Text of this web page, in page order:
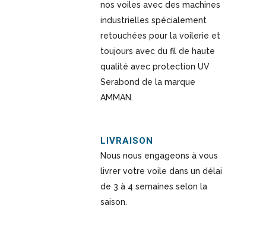
nos voiles avec des machines
industrielles spécialement
retouchées pour la voilerie et
toujours avec du fil de haute
qualité avec protection UV
Serabond de la marque
AMMAN.
LIVRAISON
Nous nous engageons à vous
livrer votre voile dans un délai
de 3 à 4 semaines selon la
saison.